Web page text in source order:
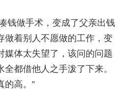
做手术，变成了父亲出钱
做着别人不愿做的工作，变
媒体太失望了，该问的问题
都借他人之手泼了下来。
的高。”